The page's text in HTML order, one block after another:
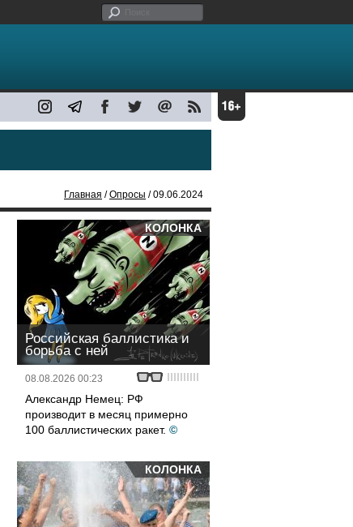
Главная /Опросы / 09.06.2024
КОЛОНКА
Российская баллистика и
борьба с ней
08.08.2026 00:23
Александр Немец: РФ
производит в месяц примерно
100 баллистических ракет. ©
КОЛОНКА